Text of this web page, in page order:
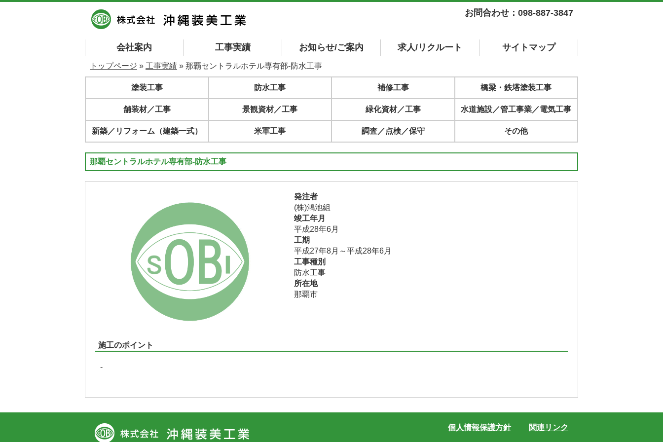
お問合わせ：098-887-3847
会社案内 工事実績 お知らせ/ご案内 求人/リクルート サイト マップ
トップページ » 工事実績 » 那覇セントラルホテル専有部-防水工事
塗装工事 防水工事 補修工事 橋梁・鉄塔塗装工事
舗装材／工事 景観資材／工事 緑化資材／工事 水道施設／管工事業／電気工事
新築／リフォーム（建築一式） 米軍工事 調査／点検／保守 その他
那覇セントラルホテル専有部-防水工事
発注者
(株)鴻池組
竣工年月
平成28年6月
工期
平成27年8月～平成28年6月
工事種別
防水工事
所在地
那覇市
施工のポイント
-
個人情報保護方針 関連リンク